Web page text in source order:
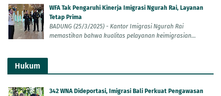
WFA Tak Pengaruhi Kinerja Imigrasi Ngurah Rai, Layanan
Tetap Prima
BADUNG (25/3/2025) - Kantor Imigrasi Ngurah Rai
memastikan bahwa kualitas pelayanan keimigrasian...
Hukum
342 WNA Dideportasi, Imigrasi Bali Perkuat Pengawasan